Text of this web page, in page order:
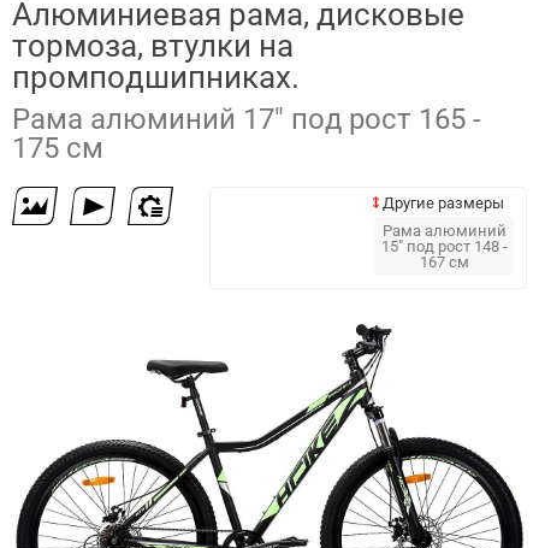
Алюминиевая рама, дисковые
тормоза, втулки на
промподшипниках.
Рама алюминий 17" под рост 165 -
175 см
Другие размеры
Рама алюминий
15" под рост 148 -
167 см